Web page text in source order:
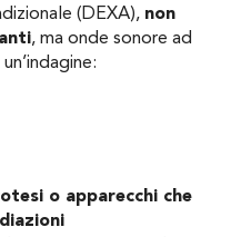
(DEXA), non
, ma onde sonore ad
o apparecchi che